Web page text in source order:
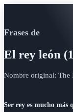
Frases de
El rey león
Nombre original:
Ser rey es mucho más